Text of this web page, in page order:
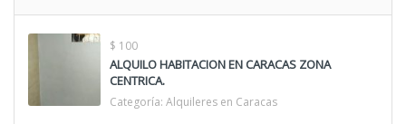
$ 100
ALQUILO HABITACION EN CARACAS ZONA
CENTRICA.
Categoría: Alquileres en Caracas